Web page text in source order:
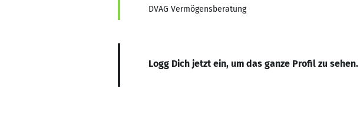
DVAG Vermögensberatung
Logg Dich jetzt ein, um das ganze Profil zu sehen.